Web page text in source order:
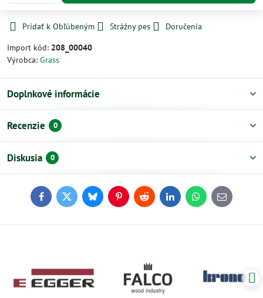
Pridať k Obľúbeným Strážny pes
Doručenia
Import kód: 208_00040
Výrobca: Grass
Doplnkové informácie
Recenzie 0
Diskusia 0
FacebookTwitterBlueskyPinterestReddit LinkedInWhatsApp
E-
mail